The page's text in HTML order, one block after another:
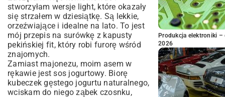
stworzyłam wersje light, które okazały
się strzałem w dziesiątkę. Są lekkie,
orzeźwiające i idealne na lato. To jest
mój przepis na surówkę z kapusty
pekińskiej fit, który robi furorę wśród
znajomych.
Zamiast majonezu, moim asem w
rękawie jest sos jogurtowy. Biorę
kubeczek gęstego jogurtu naturalnego,
wciskam do niego ząbek czosnku,
Produkcja elektroniki –
2026